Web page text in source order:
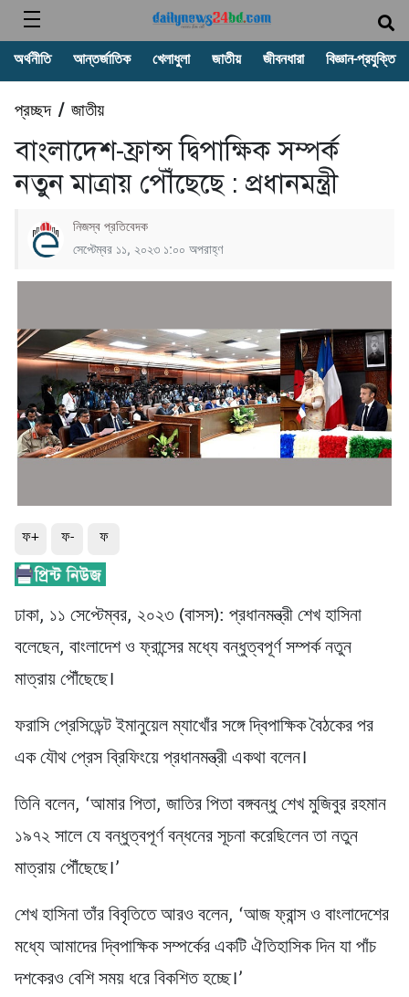
অর্থনীতি আন্তর্জাতিক খেলাধুলা জাতীয় জীবনধারা বিজ্ঞান-প্রযুক্তি
প্রচ্ছদ/ জাতীয়
বাংলাদেশ-ফ্রান্স দ্বিপাক্ষিক সম্পর্ক
নতুন মাত্রায় পৌঁছেছে : প্রধানমন্ত্রী
নিজস্ব প্রতিবেদক
সেপ্টেম্বর ১১, ২০২৩ ১:০০ অপরাহ্ণ
ফ+ ফ- ফ
ঢাকা, ১১ সেপ্টেম্বর, ২০২৩ (বাসস): প্রধানমন্ত্রী শেখ হাসিনা
বলেছেন, বাংলাদেশ ও ফ্রান্সের মধ্যে বন্ধুত্বপূর্ণ সম্পর্ক নতুন
মাত্রায় পৌঁছেছে।
ফরাসি প্রেসিডেন্ট ইমানুয়েল ম্যাখোঁর সঙ্গে দ্বিপাক্ষিক বৈঠকের পর
এক যৌথ প্রেস ব্রিফিংয়ে প্রধানমন্ত্রী একথা বলেন।
তিনি বলেন, ‘আমার পিতা, জাতির পিতা বঙ্গবন্ধু শেখ মুজিবুর রহমান
১৯৭২ সালে যে বন্ধুত্বপূর্ণ বন্ধনের সূচনা করেছিলেন তা নতুন
মাত্রায় পৌঁছেছে।’
শেখ হাসিনা তাঁর বিবৃতিতে আরও বলেন, ‘আজ ফ্রান্স ও বাংলাদেশের
মধ্যে আমাদের দ্বিপাক্ষিক সম্পর্কের একটি ঐতিহাসিক দিন যা পাঁচ
দশকেরও বেশি সময় ধরে বিকশিত হচ্ছে।’